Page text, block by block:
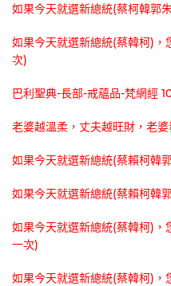
如果今天就選新總統(蔡柯韓郭
如果今天就選新總統(蔡韓柯)
次)
巴利聖典-長部-戒蘊品-梵網經
老婆越溫柔，丈夫越旺財，老
如果今天就選新總統(蔡賴柯韓
如果今天就選新總統(蔡賴柯韓
如果今天就選新總統(蔡韓柯)
一次)
如果今天就選新總統(蔡韓柯)